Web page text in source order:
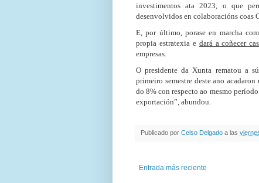
investimentos ata 2023, o que
desenvolvidos en colaboracións coas
E, por último, porase en marcha
propia estratexia e dará a coñecer
empresas.
O presidente da Xunta rematou a
primeiro semestre deste ano
do 8% con respecto ao mesmo
exportación”, abundou.
Publicado por Celso Delgado a las
Entrada más reciente